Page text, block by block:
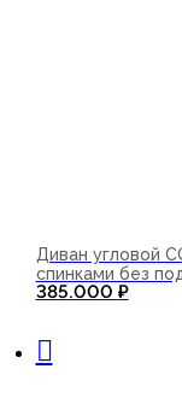
Диван угловой
спинками без
385.000 ₽